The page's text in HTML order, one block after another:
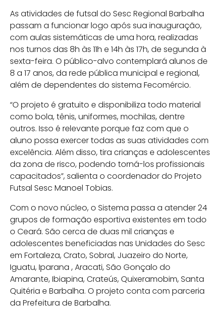
As atividades de futsal do Sesc Regional Barbalha
passam a funcionar logo após sua inauguração,
com aulas sistemáticas de uma hora, realizadas
nos turnos das 8h às 11h e 14h às 17h, de segunda à
sexta-feira. O público-alvo contemplará alunos de
8 a 17 anos, da rede pública municipal e regional,
além de dependentes do sistema Fecomércio.
“O projeto é gratuito e disponibiliza todo material
como bola, tênis, uniformes, mochilas, dentre
outros. Isso é relevante porque faz com que o
aluno possa exercer todas as suas atividades com
excelência. Além disso, tira crianças e adolescentes
da zona de risco, podendo torná-los profissionais
capacitados”, salienta o coordenador do Projeto
Futsal Sesc Manoel Tobias.
Com o novo núcleo, o Sistema passa a atender 24
grupos de formação esportiva existentes em todo
o Ceará. São cerca de duas mil crianças e
adolescentes beneficiadas nas Unidades do Sesc
em Fortaleza, Crato, Sobral, Juazeiro do Norte,
Iguatu, Iparana , Aracati, São Gonçalo do
Amarante, Ibiapina, Crateús, Quixeramobim, Santa
Quitéria e Barbalha. O projeto conta com parceria
da Prefeitura de Barbalha.